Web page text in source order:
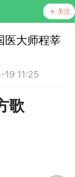
关注
医大师程莘
19 11:25
歌